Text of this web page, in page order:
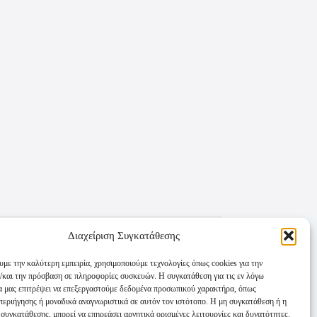
Διαχείριση Συγκατάθεσης
την καλύτερη εμπειρία, χρησιμοποιούμε τεχνολογίες όπως cookies για την
την πρόσβαση σε πληροφορίες συσκευών. Η συγκατάθεση για τις εν λόγω
μας επιτρέψει να επεξεργαστούμε δεδομένα προσωπικού χαρακτήρα, όπως
ή μοναδικά αναγνωριστικά σε αυτόν τον ιστότοπο. Η μη συγκατάθεση ή η
μπορεί να επηρεάσει αρνητικά ορισμένες λειτουργίες και δυνατότητες.